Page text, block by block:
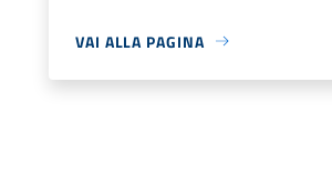
VAI ALLA PAGINA